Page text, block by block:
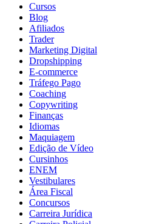
Cursos
Blog
Afiliados
Trader
Marketing Digital
Dropshipping
E-commerce
Tráfego Pago
Coaching
Copywriting
Finanças
Idiomas
Maquiagem
Edição de Vídeo
Cursinhos
ENEM
Vestibulares
Área Fiscal
Concursos
Carreira Jurídica